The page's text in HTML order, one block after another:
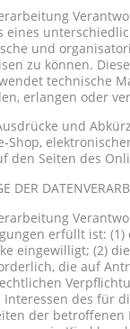
eines
und
zu können.
technische
erlangen oder
und
Shop,
den Seiten des
DER
erfüllt ist:
eingewilligt; (2)
die auf
des für
der betroffenen